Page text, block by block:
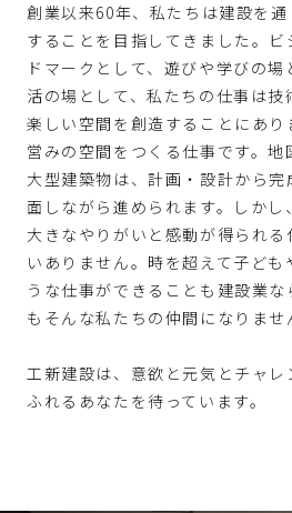
創業以来60年、私たちは建設を
することを目指してきました。
ドマークとして、遊びや学びの
活の場として、私たちの仕事は技
楽しい空間を創造することにあり
営みの空間をつくる仕事です。地
大型建築物は、計画・設計から
面しながら進められます。しかし
大きなやりがいと感動が得られ
いありません。時を超えて子ども
うな仕事ができることも建設業
もそんな私たちの仲間になりませ
工新建設は、意欲と元気とチャ
ふれるあなたを待っています。